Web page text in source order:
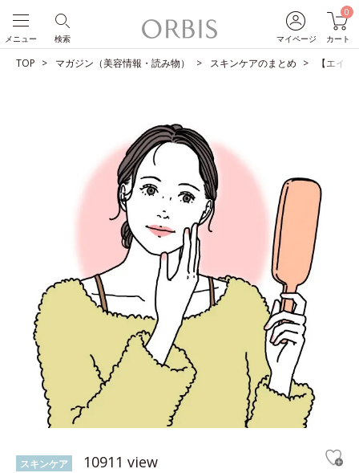
マイページ
0
カート
検索
メニュー
TOP マガジン（美容情報・読み物） スキンケアのまとめ 【エイ
スキンケア 10911 view